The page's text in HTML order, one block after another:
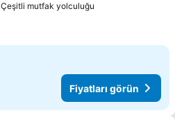
Çeşitli mutfak yolculuğu
Fiyatları görün